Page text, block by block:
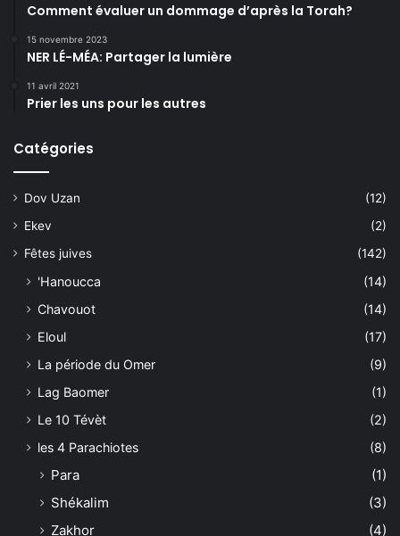
Comment évaluer un dommage d’après la Torah?
15 novembre 2023
NER LÉ-MÉA: Partager la lumière
11 avril 2021
Prier les uns pour les autres
Catégories
Dov Uzan
(12)
Ekev
(2)
Fêtes juives
(142)
'Hanoucca
(14)
Chavouot
(14)
Eloul
(17)
La période du Omer
(9)
Lag Baomer
(1)
Le 10 Tévèt
(2)
les 4 Parachiotes
(8)
Para
(1)
Shékalim
(3)
Zakhor
(4)